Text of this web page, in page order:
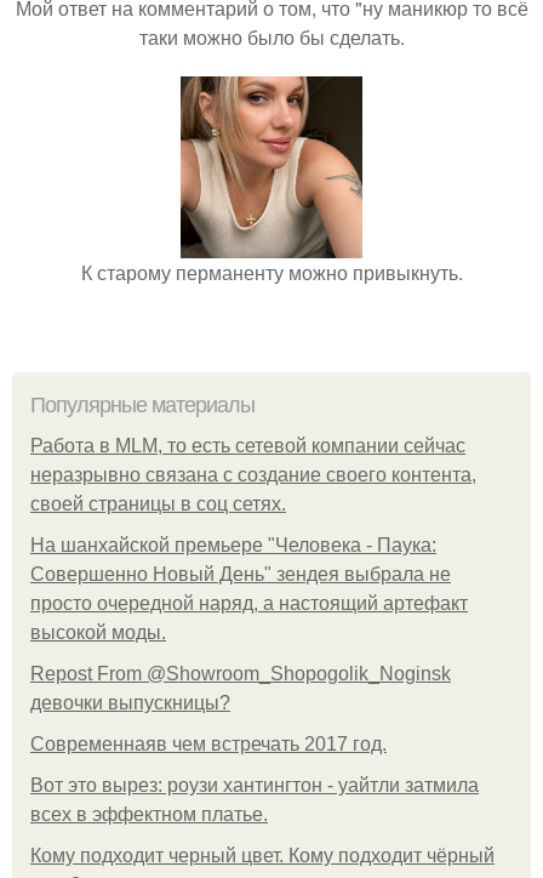
Мой ответ на комментарий о том, что "ну маникюр то всё
таки можно было бы сделать.
К старому перманенту можно привыкнуть.
Популярные материалы
Работа в MLM, то есть сетевой компании сейчас
неразрывно связана с создание своего контента,
своей страницы в соц сетях.
На шанхайской премьере "Человека - Паука:
Совершенно Новый День" зендея выбрала не
просто очередной наряд, а настоящий артефакт
высокой моды.
Repost From @Showroom_Shopogolik_Noginsk
девочки выпускницы?
Современнаяв чем встречать 2017 год.
Вот это вырез: роузи хантингтон - уайтли затмила
всех в эффектном платьe.
Кому подходит черный цвет. Кому подходит чёрный